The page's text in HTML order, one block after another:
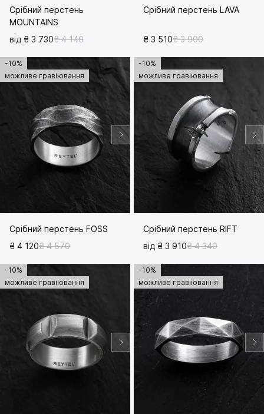
Срібний перстень
MOUNTAINS
від ₴ 3 730₴ 4 140
Срібний перстень LAVA
₴ 3 510₴ 3 900
-10%
можливе гравіювання
Срібний перстень FOSS
₴ 4 120₴ 4 570
-10%
можливе гравіювання
Срібний перстень RIFT
від ₴ 3 910₴ 4 340
-10%
можливе гравіювання
-10%
можливе гравіювання